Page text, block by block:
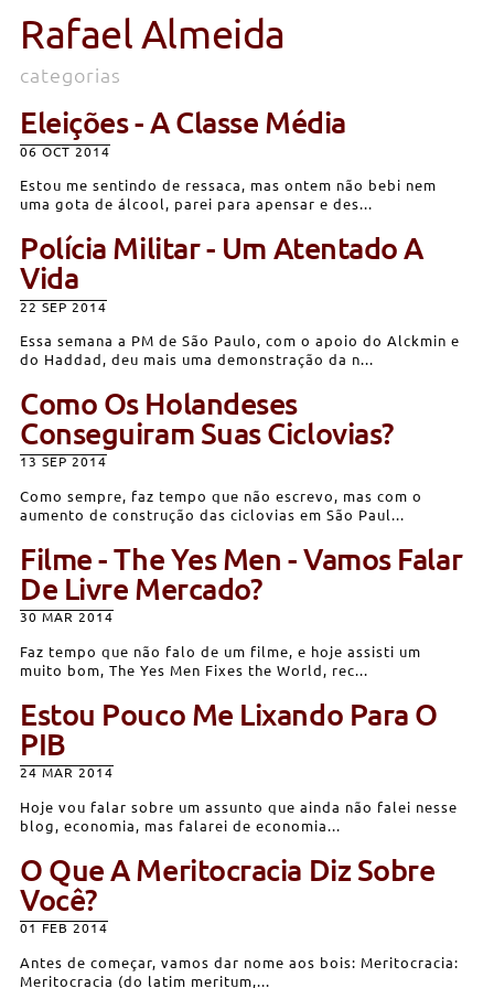
Rafael Almeida
categorias
Eleições - A Classe Média
06 OCT 2014
Estou me sentindo de ressaca, mas ontem não bebi nem
uma gota de álcool, parei para apensar e des...
Polícia Militar - Um Atentado A
Vida
22 SEP 2014
Essa semana a PM de São Paulo, com o apoio do Alckmin e
do Haddad, deu mais uma demonstração da n...
Como Os Holandeses
Conseguiram Suas Ciclovias?
13 SEP 2014
Como sempre, faz tempo que não escrevo, mas com o
aumento de construção das ciclovias em São Paul...
Filme - The Yes Men - Vamos Falar
De Livre Mercado?
30 MAR 2014
Faz tempo que não falo de um filme, e hoje assisti um
muito bom, The Yes Men Fixes the World, rec...
Estou Pouco Me Lixando Para O
PIB
24 MAR 2014
Hoje vou falar sobre um assunto que ainda não falei nesse
blog, economia, mas falarei de economia...
O Que A Meritocracia Diz Sobre
Você?
01 FEB 2014
Antes de começar, vamos dar nome aos bois: Meritocracia:
Meritocracia (do latim meritum,...